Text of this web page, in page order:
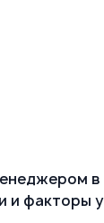
в
и факторы